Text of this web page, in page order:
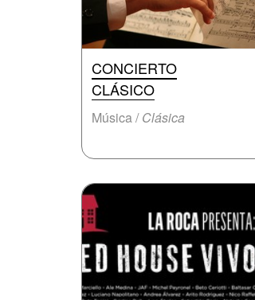
CONCIERTO
CLÁSICO
Música /Clásica